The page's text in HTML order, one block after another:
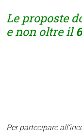
Le proposte
e non oltre il
Perpartecipare